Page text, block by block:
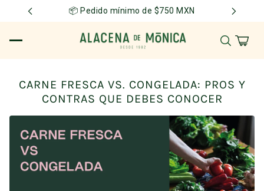
📦 Pedido mínimo de $750 MXN
CARNE FRESCA VS. CONGELADA: PROS Y
CONTRAS QUE DEBES CONOCER